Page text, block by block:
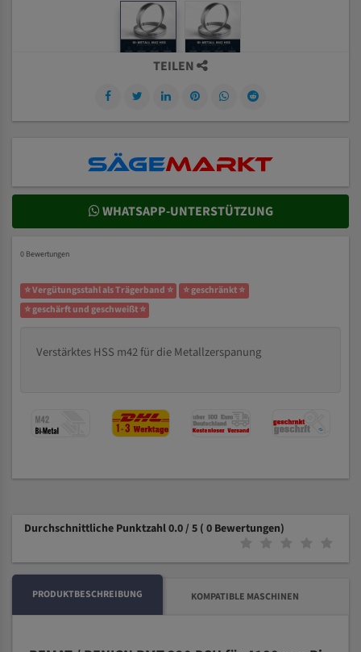
TEILEN
WHATSAPP-UNTERSTÜTZUNG
0 Bewertungen
⭐ Vergütungsstahl als Trägerband ⭐
⭐ geschränkt ⭐
⭐ geschärft und geschweißt ⭐
Verstärktes HSS m42 für die Metallzerspanung
Durchschnittliche Punktzahl 0.0 / 5 ( 0 Bewertungen)
PRODUKTBESCHREIBUNG KOMPATIBLE MASCHINEN